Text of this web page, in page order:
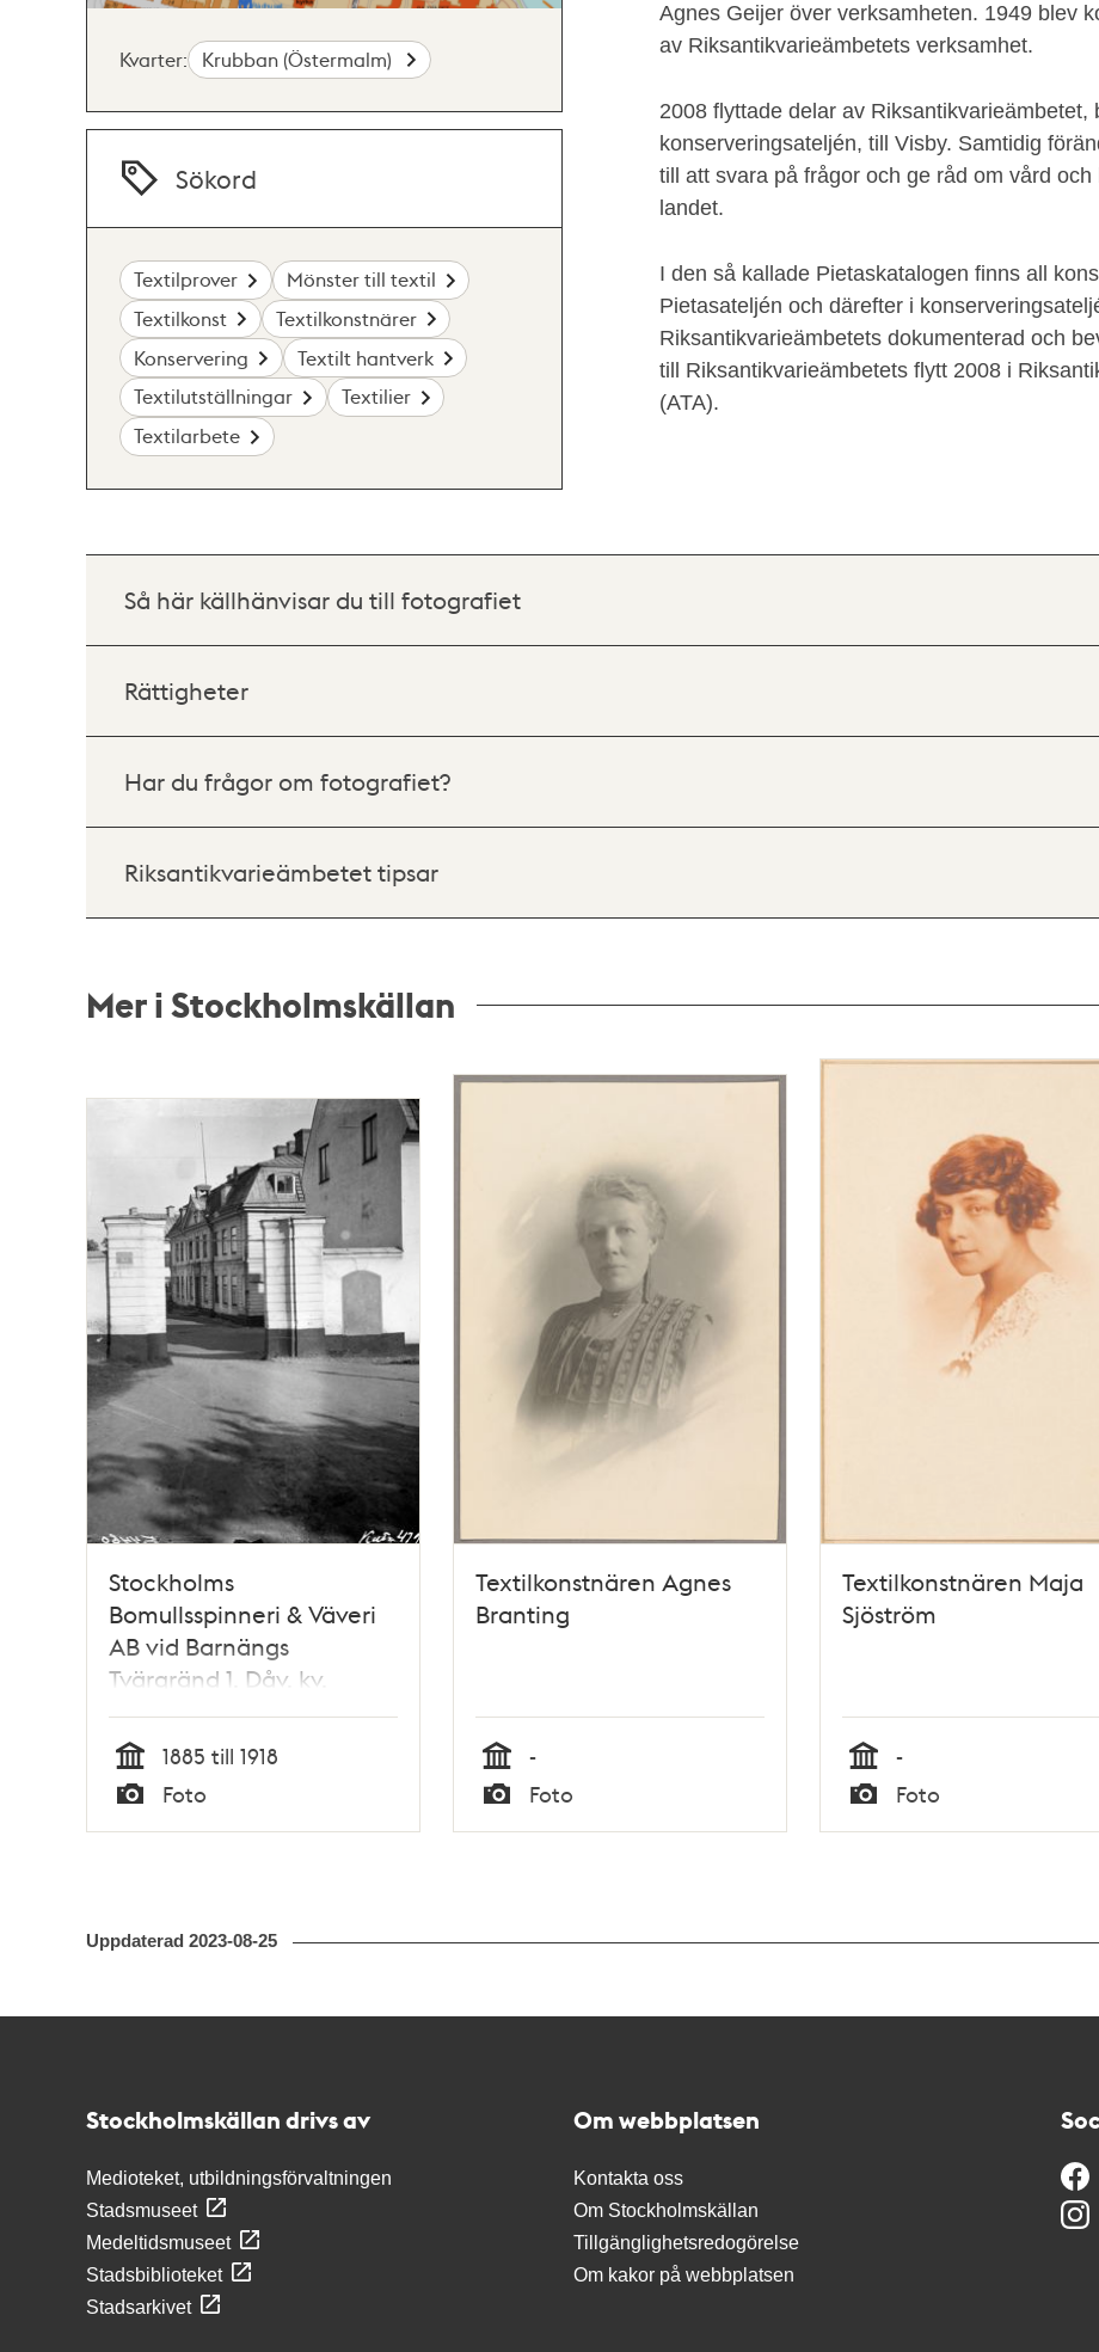
Agnes Geijer över verksamheten. 1949 blev
av Riksantikvarieämbetets verksamhet.
2008 flyttade delar av Riksantikvarieämbetet,
konserveringsateljén, till Visby. Samtidig
till att svara på frågor och ge råd om vård
landet.
I den så kallade Pietaskatalogen finns all
Pietasateljén och därefter i
Riksantikvarieämbetets dokumenterad och
till Riksantikvarieämbetets flytt 2008 i
(ATA).
Kvarter: Krubban (Östermalm)
Sökord
Textilprover
Mönster till textil
Textilkonst
Textilkonstnärer
Konservering
Textilt hantverk
Textilutställningar
Textilier
Textilarbete
Så här källhänvisar du till fotografiet
Rättigheter
Har du frågor om fotografiet?
Riksantikvarieämbetet tipsar
Mer i Stockholmskällan
poster
Stockholms
Bomullsspinneri & Väveri
AB vid Barnängs
Tvärgränd 1. Dåv. kv.
Negern. Nuv.
Tegelviksgatan 54, kv.
Barnängens Gård 1
Tid
1885 till 1918
Typ
Foto
Textilkonstnären Agnes
Branting
Tid
-
Typ
Foto
Textilkonstnären Maja
Sjöström
Tid
-
Typ
Foto
Uppdaterad 2023-08-25
Stockholmskällan drivs av
Medioteket, utbildningsförvaltningen
Stadsmuseet
Medeltidsmuseet
Stadsbiblioteket
Stadsarkivet
Om webbplatsen
Kontakta oss
Om Stockholmskällan
Tillgänglighetsredogörelse
Om kakor på webbplatsen